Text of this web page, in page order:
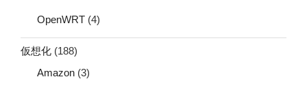
OpenWRT (4)
仮想化 (188)
Amazon (3)